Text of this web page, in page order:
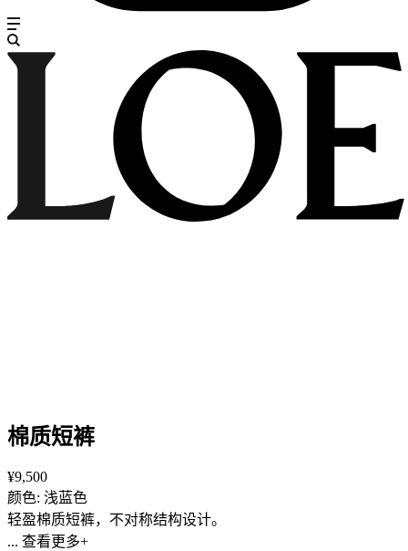
棉质短裤
¥9,500
颜色: 浅蓝色
轻盈棉质短裤，不对称结构设计。
... 查看更多+